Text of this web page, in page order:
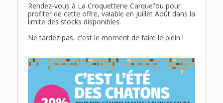
Rendez-vous à La Croquetterie Carquefou pour
profiter de cette offre, valable en Juillet Août dans la
limite des stocks disponibles.
Ne tardez pas, c'est le moment de faire le plein !